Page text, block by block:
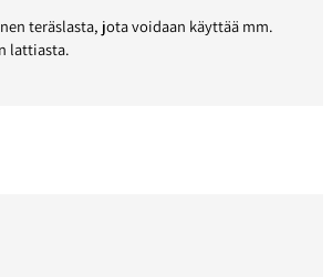
teräslasta, jota voidaan käyttää mm.
lattiasta.